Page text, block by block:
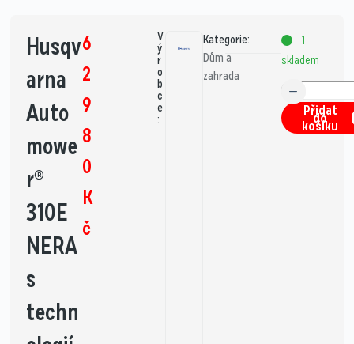
Husqv
arna
Auto
mowe
r®
310E
NERA
s
techn
6
2
9
8
0
K
č
V
ý
r
o
b
c
e
:
Kategorie:
Dům a
zahrada
1
skladem
Přidat
do
košíku